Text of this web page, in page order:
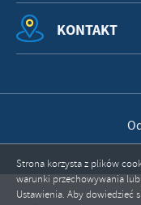
KONTAKT
Strona korzysta z plików
warunki przechowywania
Ustawienia. Aby dowiedzieć